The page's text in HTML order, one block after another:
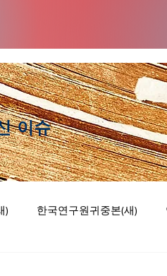
이슈
) 한국연구원귀중본(새)